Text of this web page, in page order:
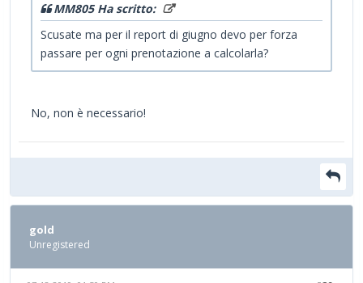
MM805 Ha scritto:
Scusate ma per il report di giugno devo per forza
passare per ogni prenotazione a calcolarla?
No, non è necessario!
gold
Unregistered